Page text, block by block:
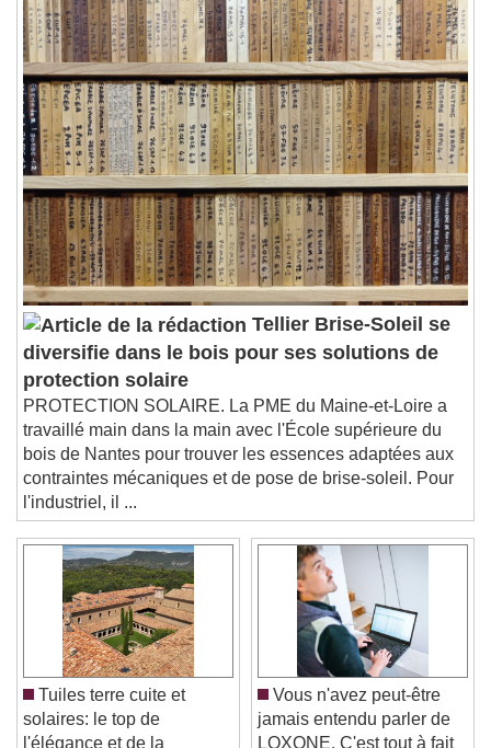
1x
Playback Rate
Chapters
Chapters
Descriptions
descriptions off, selected
Subtitles
subtitles settings, opens subtitles
settings dialog
subtitles off, selected
Audio Track
Picture-in-Picture
Fullscreen
This is a modal window.
Beginning of dialog window. Escape will cancel
and close the window.
Text
Color
Text Background
Color
Caption Area Background
Color
Font Size
Tellier Brise-Soleil se
diversifie dans le bois pour ses solutions de
protection solaire
PROTECTION SOLAIRE. La PME du Maine-et-Loire a
travaillé main dans la main avec l'École supérieure du
bois de Nantes pour trouver les essences adaptées aux
contraintes mécaniques et de pose de brise-soleil. Pour
l'industriel, il ...
Tuiles terre cuite et
solaires: le top de
Vous n'avez peut-être
jamais entendu parler de